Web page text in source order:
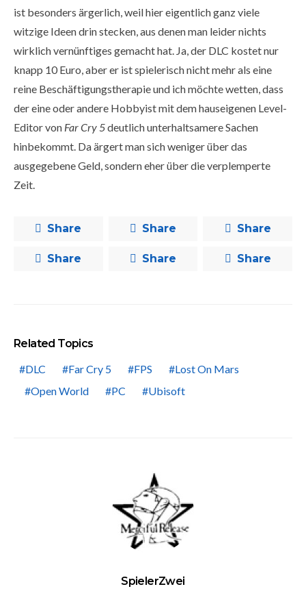
ist besonders ärgerlich, weil hier eigentlich ganz viele
witzige Ideen drin stecken, aus denen man leider nichts
wirklich vernünftiges gemacht hat. Ja, der DLC kostet nur
knapp 10 Euro, aber er ist spielerisch nicht mehr als eine
reine Beschäftigungstherapie und ich möchte wetten, dass
der eine oder andere Hobbyist mit dem hauseigenen Level-
Editor von Far Cry 5deutlich unterhaltsamere Sachen
hinbekommt. Da ärgert man sich weniger über das
ausgegebene Geld, sondern eher über die verplemperte
Zeit.
Share Share Share
Share Share Share
Related Topics
DLC
Far Cry 5 FPS
Lost On Mars
Open World
PC Ubisoft
SpielerZwei